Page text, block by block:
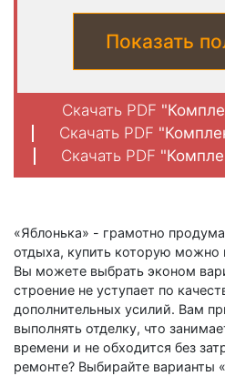
Показать
Скачать PDF
Скачать PDF
Скачать PDF
«Яблонька» - грамотно
отдыха, купить которую можно
Вы можете выбрать эконом
строение не уступает по
дополнительных усилий. Вам
выполнять отделку, что
времени и не обходится без
ремонте? Выбирайте варианты